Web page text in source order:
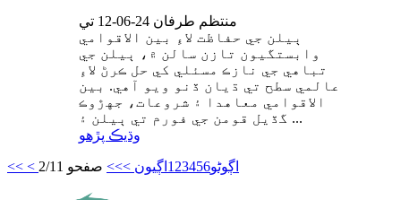
منتظم طرفان 24-06-12 تي
ٻيلن جي حفاظت لاءِ بين الاقوامي
وابستگيون تازن سالن ۾، ٻيلن جي
تباهي جي نازڪ مسئلي کي حل ڪرڻ لاءِ
عالمي سطح تي ڌيان ڏنو ويو آهي. بين
الاقوامي معاهدا ۽ شروعات، جهڙوڪ
گڏيل قومن جي فورم تي ٻيلن ۽ ...
وڌيڪ پڙهو
<< < اڳوڻو 1 23456 اڳيون >>> صفحو 2/11